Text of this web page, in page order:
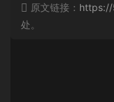
原文链接：
处。